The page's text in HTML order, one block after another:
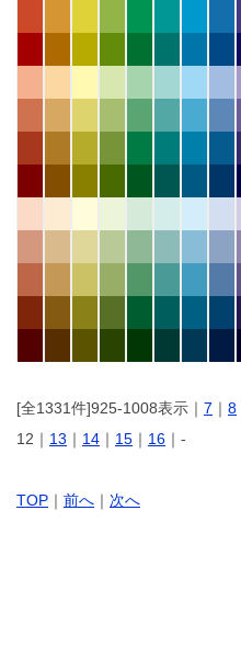
[全1331件]925-1008表示｜ 7 ｜ 8
12｜ 13 ｜ 14 ｜ 15 ｜ 16 ｜-
TOP ｜ 前へ ｜ 次へ